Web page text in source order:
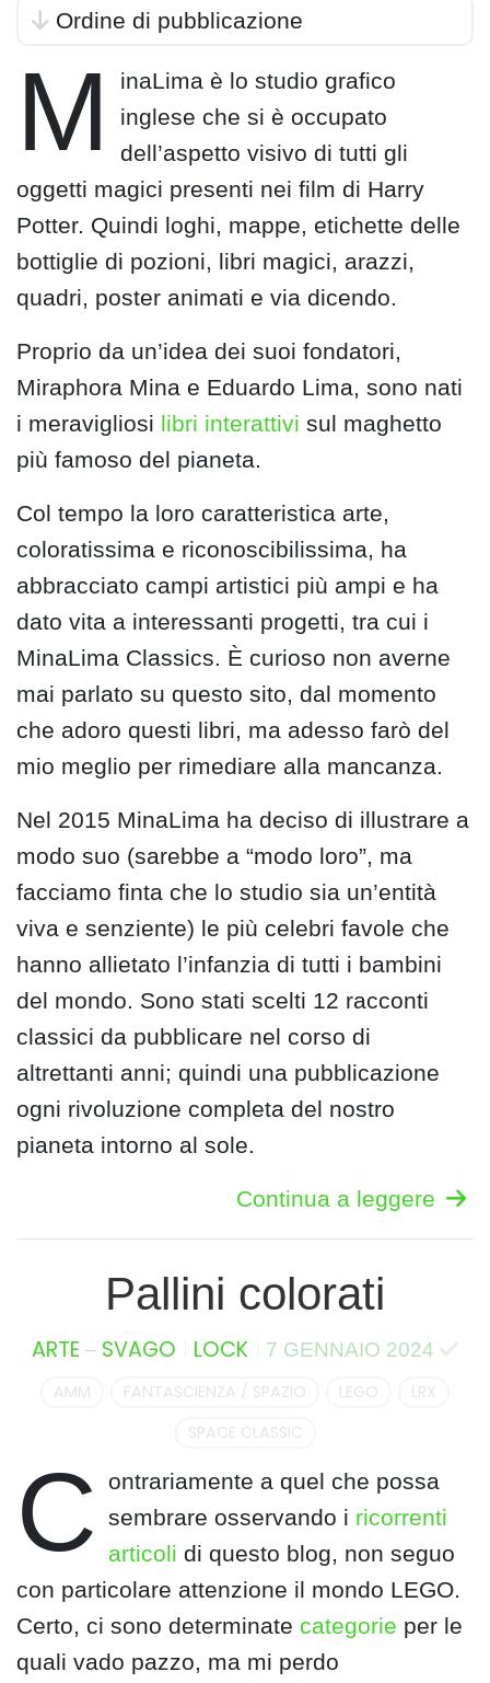
Ordine di pubblicazione
M
inaLima è lo studio grafico
inglese che si è occupato
dell’aspetto visivo di tutti gli
oggetti magici presenti nei film di Harry
Potter. Quindi loghi, mappe, etichette delle
bottiglie di pozioni, libri magici, arazzi,
quadri, poster animati e via dicendo.
Proprio da un’idea dei suoi fondatori,
Miraphora Mina e Eduardo Lima, sono nati
i meravigliosi libri interattivi sul maghetto
più famoso del pianeta.
Col tempo la loro caratteristica arte,
coloratissima e riconoscibilissima, ha
abbracciato campi artistici più ampi e ha
dato vita a interessanti progetti, tra cui i
MinaLima Classics. È curioso non averne
mai parlato su questo sito, dal momento
che adoro questi libri, ma adesso farò del
mio meglio per rimediare alla mancanza.
Nel 2015 MinaLima ha deciso di illustrare a
modo suo (sarebbe a “modo loro”, ma
facciamo finta che lo studio sia un’entità
viva e senziente) le più celebri favole che
hanno allietato l’infanzia di tutti i bambini
del mondo. Sono stati scelti 12 racconti
classici da pubblicare nel corso di
altrettanti anni; quindi una pubblicazione
ogni rivoluzione completa del nostro
pianeta intorno al sole.
Continua a leggere
Pallini colorati
ARTE– SVAGO LOCK 7 GENNAIO 2024
AMM FANTASCIENZA / SPAZIO LEGO
LRX
SPACE CLASSIC
C
ontrariamente a quel che possa
sembrare osservando i ricorrenti
articoli di questo blog, non seguo
con particolare attenzione il mondo LEGO.
Certo, ci sono determinate categorie per le
quali vado pazzo, ma mi perdo